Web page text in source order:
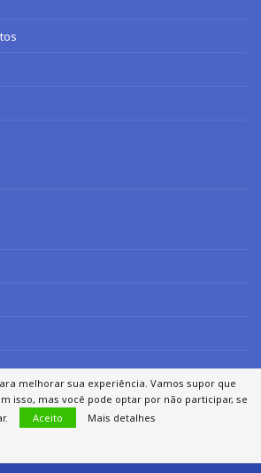
melhorar sua experiência. Vamos supor que
isso, mas você pode optar por não participar, se
Aceito Mais detalhes